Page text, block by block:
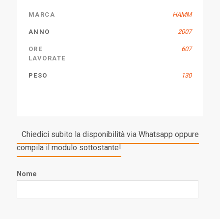
MARCA HAMM
ANNO 2007
ORE
LAVORATE
607
PESO 130
Chiedici subito la disponibilità via Whatsapp oppure
compila il modulo sottostante!
Nome